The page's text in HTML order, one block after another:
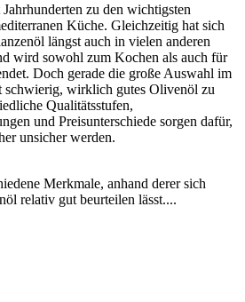
zu den wichtigsten
Küche. Gleichzeitig hat sich
längst auch in vielen anderen
wird sowohl zum Kochen als auch für
Doch gerade die große Auswahl im
schwierig, wirklich gutes Olivenöl zu
Qualitätsstufen,
und Preisunterschiede sorgen dafür,
unsicher werden.
Merkmale, anhand derer sich
relativ gut beurteilen lässt....